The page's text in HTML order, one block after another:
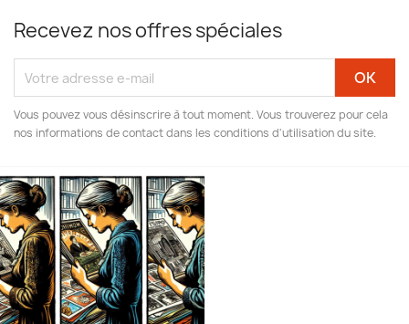
Recevez nos offres spéciales
Vous pouvez vous désinscrire à tout moment. Vous trouverez pour cela
nos informations de contact dans les conditions d'utilisation du site.